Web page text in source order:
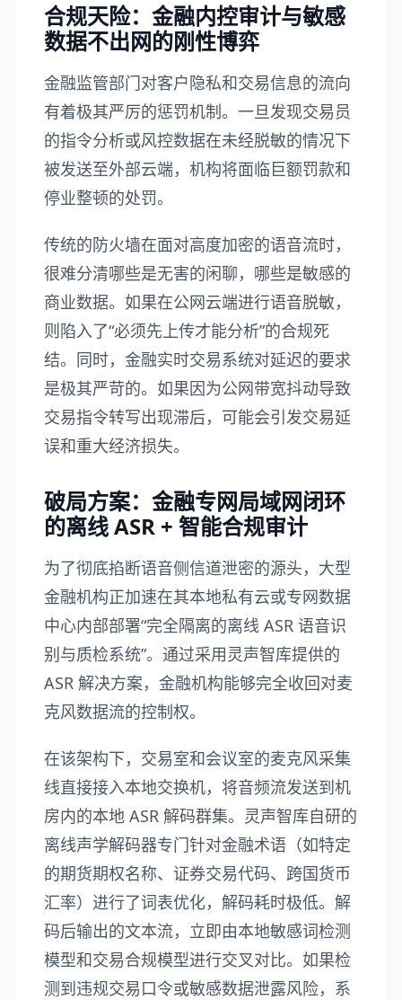
合规天险：金融内控审计与敏感
数据不出网的刚性博弈
金融监管部门对客户隐私和交易信息的流向
有着极其严厉的惩罚机制。一旦发现交易员
的指令分析或风控数据在未经脱敏的情况下
被发送至外部云端，机构将面临巨额罚款和
停业整顿的处罚。
传统的防火墙在面对高度加密的语音流时，
很难分清哪些是无害的闲聊，哪些是敏感的
商业数据。如果在公网云端进行语音脱敏，
则陷入了“必须先上传才能分析”的合规死
结。同时，金融实时交易系统对延迟的要求
是极其严苛的。如果因为公网带宽抖动导致
交易指令转写出现滞后，可能会引发交易延
误和重大经济损失。
破局方案：金融专网局域网闭环
的离线 ASR + 智能合规审计
为了彻底掐断语音侧信道泄密的源头，大型
金融机构正加速在其本地私有云或专网数据
中心内部部署“完全隔离的离线 ASR 语音识
别与质检系统”。通过采用灵声智库提供的
ASR 解决方案，金融机构能够完全收回对麦
克风数据流的控制权。
在该架构下，交易室和会议室的麦克风采集
线直接接入本地交换机，将音频流发送到机
房内的本地 ASR 解码群集。灵声智库自研的
离线声学解码器专门针对金融术语（如特定
的期货期权名称、证券交易代码、跨国货币
汇率）进行了词表优化，解码耗时极低。解
码后输出的文本流，立即由本地敏感词检测
模型和交易合规模型进行交叉对比。如果检
测到违规交易口令或敏感数据泄露风险，系